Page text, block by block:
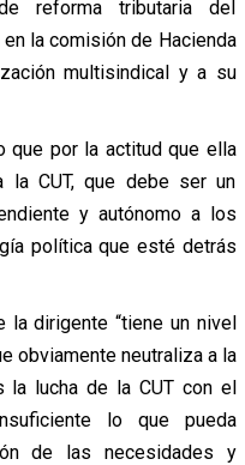
reforma tributaria del
la comisión de Hacienda
multisindical y a su
que por la actitud que ella
CUT, que debe ser un
y autónomo a los
política que esté detrás
la dirigente “tiene un nivel
obviamente neutraliza a la
la lucha de la CUT con el
lo que pueda
de las necesidades y